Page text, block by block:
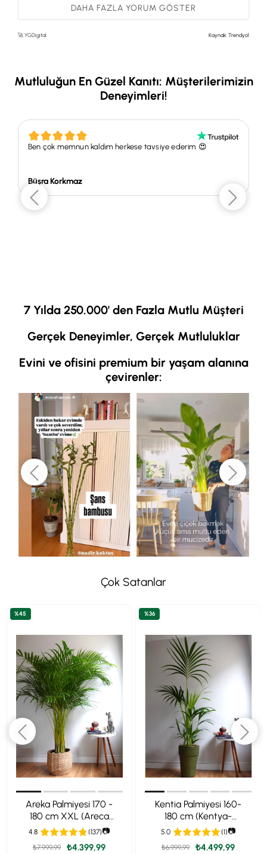
18 Kasım 2025
cicegimiz kısa bir sürede sorunsuz bir şekilde elimize ulaştı tavsiye
ederim
Ürün canlı ve bütün gönderildi memnun kaldım
DAHA FAZLA YORUM GÖSTER
🚀 YGDigital Kaynak: Trendyol
Mutluluğun En Güzel Kanıtı: Müşterilerimizin
Deneyimleri!
Ben çok memnun kaldım herkese tavsiye ederim 😍
Büşra Korkmaz
7 Yılda 250.000' den Fazla Mutlu Müşteri
Gerçek Deneyimler, Gerçek Mutluluklar
Evini ve ofisini premium bir yaşam alanına
çevirenler:
Çok Satanlar
Areka Palmiyesi 170 -
180 cm XXL (Areca
Dypsis Lutescens) –
Ekstra Dolgun Form
4.8 (137)📷
₺4.399,99
₺7.999,99
%45
Kentia Palmiyesi 160-
180 cm (Kentya-
Howea Palmiyesi)
5.0 (1)📷
₺4.499,99
₺6.999,99
%36